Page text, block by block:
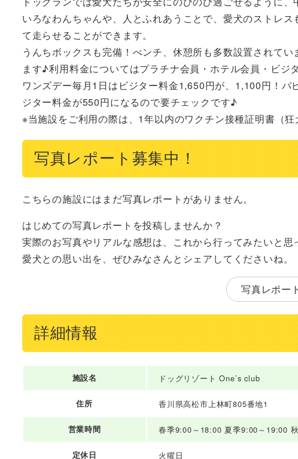
いろなわんちゃんや、人とふれあうことで、愛犬のストレ
て走らせることができます。
うんちボックスも完備！べンチ、休憩所も多数設置されて
ます♪利用料金についてはプラチナ会員・ホテル会員・ビジ
ワンズデー毎月1日はビジター料金1,650円が、1,100円！
ジター料金が550円になるので要チェックです♪
※当施設をご利用の際は、1年以内のワクチン接種証明書（
写真レポート募集中！
こちらの施設にはまだ写真レポートがありません。
はじめての写真レポートを投稿しませんか？
実際のお写真やリアルな感想は、これから行ってみたいと思
愛犬との思い出を、ぜひみなさんとシェアしてくださいね。
写真レポー
詳細情報
施設名 ドッグリゾート One’s club
住所 香川県高松市上林町805番地1
営業時間 春季9:00～18:00 夏季9:00～19:00
定休日 火曜日